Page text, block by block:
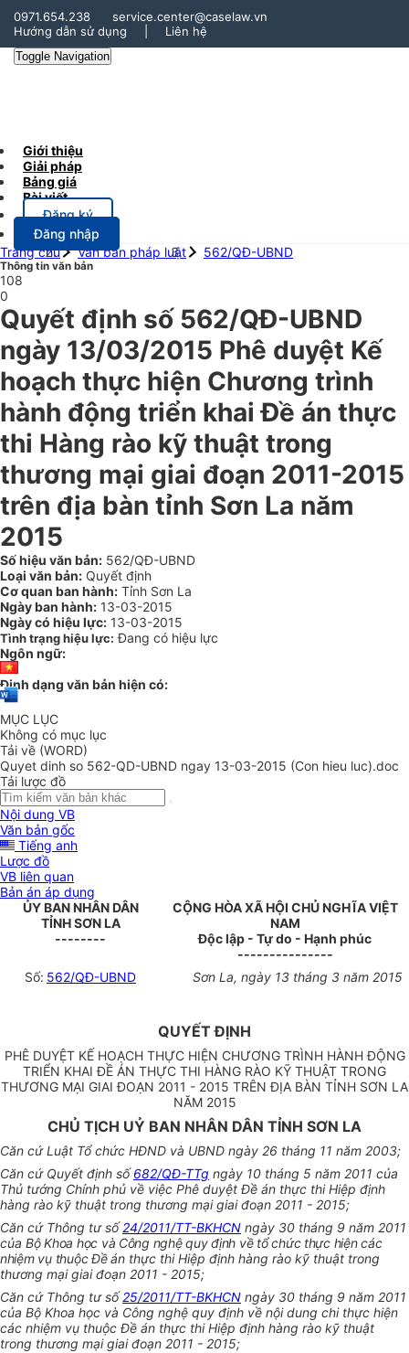
0971.654.238
service.center@caselaw.vn
Hướng dẫn sử dụng
Liên hệ
Toggle Navigation
Giới thiệu
Giải pháp
Bảng giá
Bài viết
Đăng ký
Đăng nhập
Trang chủ
Văn bản pháp luật 562/QĐ-UBND
Thông tin văn bản
108
0
Quyết định số 562/QĐ-UBND
ngày 13/03/2015 Phê duyệt Kế
hoạch thực hiện Chương trình
hành động triển khai Đề án thực
thi Hàng rào kỹ thuật trong
thương mại giai đoạn 2011-2015
trên địa bàn tỉnh Sơn La năm
2015
Số hiệu văn bản: 562/QĐ-UBND
Loại văn bản: Quyết định
Cơ quan ban hành: Tỉnh Sơn La
Ngày ban hành: 13-03-2015
Ngày có hiệu lực: 13-03-2015
Tình trạng hiệu lực: Đang có hiệu lực
Ngôn ngữ:
Định dạng văn bản hiện có:
MỤC LỤC
Không có mục lục
Tải về (WORD)
Quyet dinh so 562-QD-UBND ngay 13-03-2015 (Con hieu luc).doc
Tải lược đồ
Nội dung VB
Văn bản gốc
Tiếng anh
Lược đồ
VB liên quan
Bản án áp dụng
ỦY BAN NHÂN DÂN
TỈNH SƠN LA
--------
CỘNG HÒA XÃ HỘI CHỦ NGHĨA VIỆT
NAM
Độc lập - Tự do - Hạnh phúc
---------------
Số: 562/QĐ-UBND Sơn La, ngày 13 tháng 3 năm 2015
QUYẾT ĐỊNH
PHÊ DUYỆT KẾ HOẠCH THỰC HIỆN CHƯƠNG TRÌNH HÀNH ĐỘNG
TRIỂN KHAI ĐỀ ÁN THỰC THI HÀNG RÀO KỸ THUẬT TRONG
THƯƠNG MẠI GIAI ĐOẠN 2011 - 2015 TRÊN ĐỊA BÀN TỈNH SƠN LA
NĂM 2015
CHỦ TỊCH UỶ BAN NHÂN DÂN TỈNH SƠN LA
Căn cứ Luật Tổ chức HĐND và UBND ngày 26 tháng 11 năm 2003;
Căn cứ Quyết định số682/QĐ-TTg ngày 10 tháng 5 năm 2011 của
Thủ tướng Chính phủ về việc Phê duyệt Đề án thực thi Hiệp định
hàng rào kỹ thuật trong thương mại giai đoạn 2011 - 2015;
Căn cứ Thông tư số24/2011/TT-BKHCN ngày 30 tháng 9 năm 2011
của Bộ Khoa học và Công nghệ quy định về tổ chức thực hiện các
nhiệm vụ thuộc Đềán thực thi Hiệp định hàng rào kỹ thuật trong
thương mại giai đoạn 2011 - 2015;
Căn cứ Thông tư số25/2011/TT-BKHCN ngày 30 tháng 9 năm 2011
của Bộ Khoa học và Công nghệ quy định về nội dung chi thực hiện
các nhiệm vụ thuộc Đề án thực thi Hiệp định hàng rào kỹ thuật
trong thương mại giai đoạn 2011 - 2015;